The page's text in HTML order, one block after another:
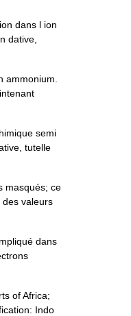
dans l ion
dative,
ammonium.
semi
tutelle
masqués; ce
valeurs
dans
of Africa;
Indo